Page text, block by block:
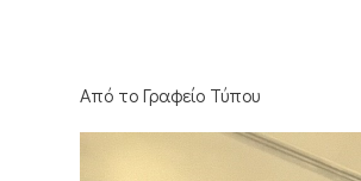
Από το Γραφείο Τύπου